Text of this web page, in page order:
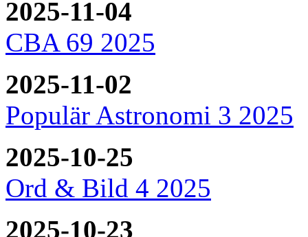
2025-11-04
CBA 69 2025
2025-11-02
Populär Astronomi 3 2025
2025-10-25
Ord & Bild 4 2025
2025-10-23